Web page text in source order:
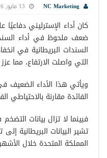
NC Marketing 13 مايو, 2026 2:05 ص
كان أداء الإسترليني
ضعف ملحوظ في أداء
السندات البريطانية في
التي واصلت الارتفاع، مما
ويأتي هذا الأداء الضعيف
الفائدة مقارنة بالاحتياطي
فبينما لا تزال بيانات
تشير البيانات البريطانية
المملكة المتحدة خلال